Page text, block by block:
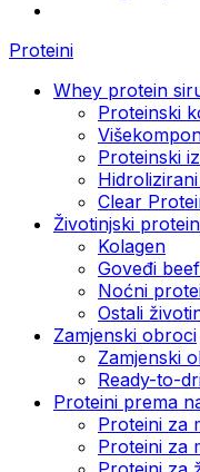
Proteini
Whey protein
Proteinski
Proteinski
Clear
Životinjski
Kolagen
Goveđi
Noćni
Ostali
Zamjenski obroci
Zamjenski
Ready-to-
Proteini prema
Proteini za
Proteini za